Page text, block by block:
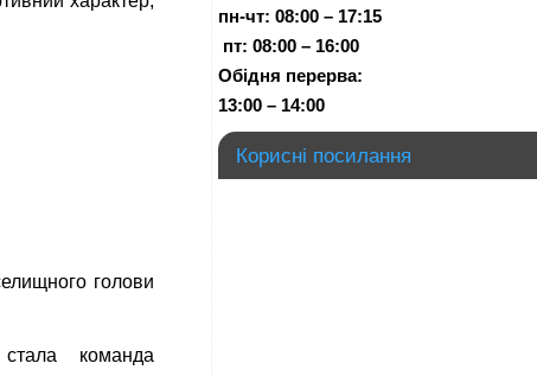
голови
команда
пн-чт: 08:00 – 17:15
пт: 08:00 – 16:00
Обідня перерва:
13:00 – 14:00
Корисні посилання